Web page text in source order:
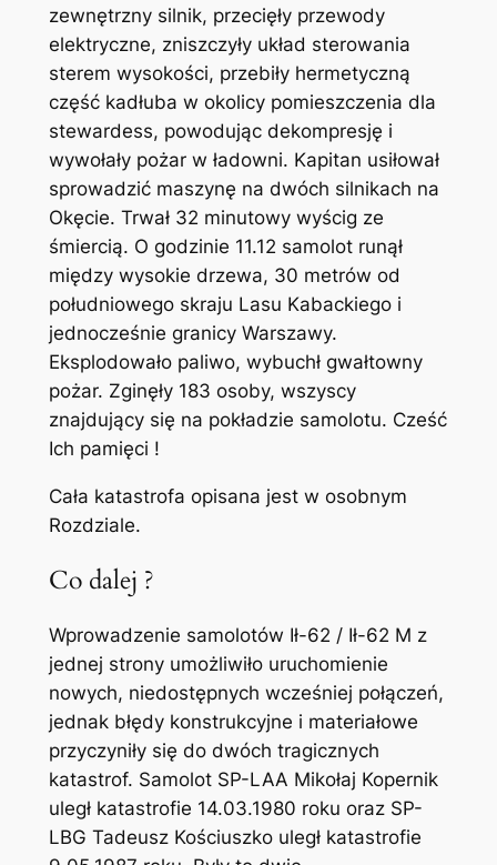
zewnętrzny silnik, przecięły przewody
elektryczne, zniszczyły układ sterowania
sterem wysokości, przebiły hermetyczną
część kadłuba w okolicy pomieszczenia dla
stewardess, powodując dekompresję i
wywołały pożar w ładowni. Kapitan usiłował
sprowadzić maszynę na dwóch silnikach na
Okęcie. Trwał 32 minutowy wyścig ze
śmiercią. O godzinie 11.12 samolot runął
między wysokie drzewa, 30 metrów od
południowego skraju Lasu Kabackiego i
jednocześnie granicy Warszawy.
Eksplodowało paliwo, wybuchł gwałtowny
pożar. Zginęły 183 osoby, wszyscy
znajdujący się na pokładzie samolotu. Cześć
Ich pamięci !
Cała katastrofa opisana jest w osobnym
Rozdziale.
Co dalej ?
Wprowadzenie samolotów Ił-62 / Ił-62 M z
jednej strony umożliwiło uruchomienie
nowych, niedostępnych wcześniej połączeń,
jednak błędy konstrukcyjne i materiałowe
przyczyniły się do dwóch tragicznych
katastrof. Samolot SP-LAA Mikołaj Kopernik
uległ katastrofie 14.03.1980 roku oraz SP-
LBG Tadeusz Kościuszko uległ katastrofie